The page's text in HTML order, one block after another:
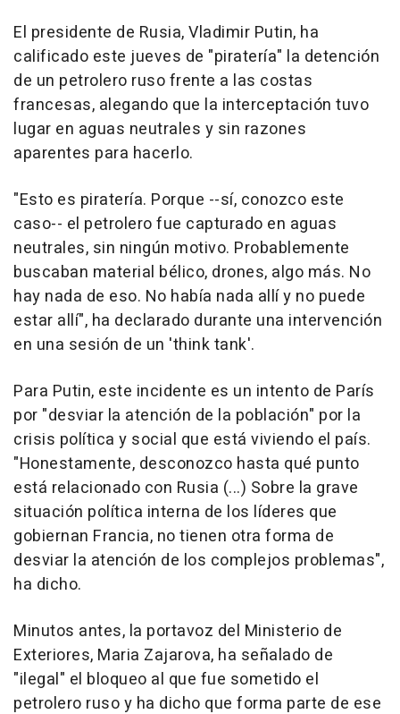
El presidente de Rusia, Vladimir Putin, ha
calificado este jueves de "piratería" la detención
de un petrolero ruso frente a las costas
francesas, alegando que la interceptación tuvo
lugar en aguas neutrales y sin razones
aparentes para hacerlo.
"Esto es piratería. Porque --sí, conozco este
caso-- el petrolero fue capturado en aguas
neutrales, sin ningún motivo. Probablemente
buscaban material bélico, drones, algo más. No
hay nada de eso. No había nada allí y no puede
estar allí", ha declarado durante una intervención
en una sesión de un 'think tank'.
Para Putin, este incidente es un intento de París
por "desviar la atención de la población" por la
crisis política y social que está viviendo el país.
"Honestamente, desconozco hasta qué punto
está relacionado con Rusia (...) Sobre la grave
situación política interna de los líderes que
gobiernan Francia, no tienen otra forma de
desviar la atención de los complejos problemas",
ha dicho.
Minutos antes, la portavoz del Ministerio de
Exteriores, Maria Zajarova, ha señalado de
"ilegal" el bloqueo al que fue sometido el
petrolero ruso y ha dicho que forma parte de ese